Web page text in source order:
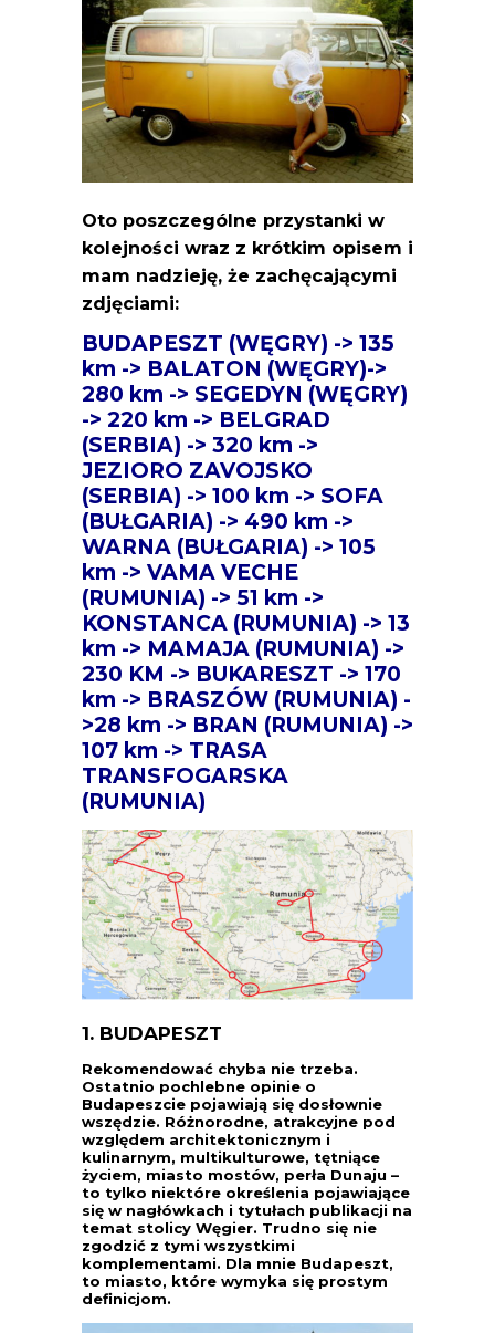
Oto poszczególne przystanki w
kolejności wraz z krótkim opisem i
mam nadzieję, że zachęcającymi
zdjęciami:
BUDAPESZT (WĘGRY) -> 135
km -> BALATON (WĘGRY)->
280 km -> SEGEDYN (WĘGRY)
-> 220 km -> BELGRAD
(SERBIA) -> 320 km ->
JEZIORO ZAVOJSKO
(SERBIA) -> 100 km -> SOFA
(BUŁGARIA) -> 490 km ->
WARNA (BUŁGARIA) -> 105
km -> VAMA VECHE
(RUMUNIA) -> 51 km ->
KONSTANCA (RUMUNIA) -> 13
km -> MAMAJA (RUMUNIA) ->
230 KM -> BUKARESZT -> 170
km -> BRASZÓW (RUMUNIA) -
>28 km -> BRAN (RUMUNIA) ->
107 km -> TRASA
TRANSFOGARSKA
(RUMUNIA)
1. BUDAPESZT
Rekomendować chyba nie trzeba.
Ostatnio pochlebne opinie o
Budapeszcie pojawiają się dosłownie
wszędzie. Różnorodne, atrakcyjne pod
względem architektonicznym i
kulinarnym, multikulturowe, tętniące
życiem, miasto mostów, perła Dunaju –
to tylko niektóre określenia pojawiające
się w nagłówkach i tytułach publikacji na
temat stolicy Węgier. Trudno się nie
zgodzić z tymi wszystkimi
komplementami. Dla mnie Budapeszt,
to miasto, które wymyka się prostym
definicjom.